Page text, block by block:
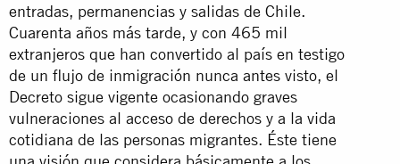
entradas, permanencias y salidas de Chile.
Cuarenta años más tarde, y con 465 mil
extranjeros que han convertido al país en testigo
de un flujo de inmigración nunca antes visto, el
Decreto sigue vigente ocasionando graves
vulneraciones al acceso de derechos y a la vida
cotidiana de las personas migrantes. Éste tiene